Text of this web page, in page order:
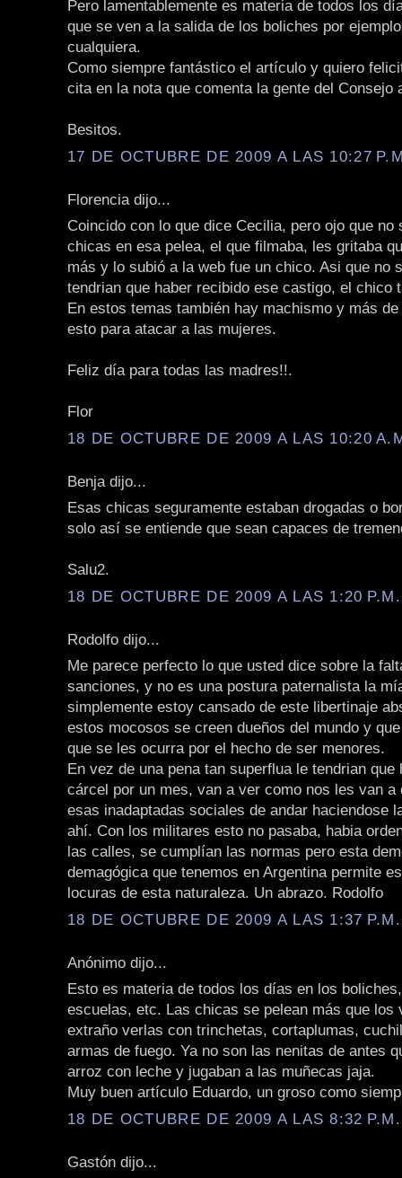
Pero lamentablemente es materia de todos los
que se ven a la salida de los boliches por
cualquiera.
Como siempre fantástico el artículo y quiero
cita en la nota que comenta la gente del Consejo
Besitos.
17 DE OCTUBRE DE 2009 A LAS 10:27
Florencia dijo...
Coincido con lo que dice Cecilia, pero ojo que no
chicas en esa pelea, el que filmaba, les gritaba
más y lo subió a la web fue un chico. Asi que no
tendrian que haber recibido ese castigo, el chico
En estos temas también hay machismo y más
esto para atacar a las mujeres.
Feliz día para todas las madres!!.
Flor
18 DE OCTUBRE DE 2009 A LAS 10:20
Benja dijo...
Esas chicas seguramente estaban drogadas o
solo así se entiende que sean capaces de
Salu2.
18 DE OCTUBRE DE 2009 A LAS 1:20 P.M.
Rodolfo dijo...
Me parece perfecto lo que usted dice sobre la
sanciones, y no es una postura paternalista la
simplemente estoy cansado de este libertinaje
estos mocosos se creen dueños del mundo y
que se les ocurra por el hecho de ser menores.
En vez de una pena tan superflua le tendrian que
cárcel por un mes, van a ver como nos les van a
esas inadaptadas sociales de andar haciendose
ahí. Con los militares esto no pasaba, habia
las calles, se cumplían las normas pero esta
demagógica que tenemos en Argentina permite
locuras de esta naturaleza. Un abrazo. Rodolfo
18 DE OCTUBRE DE 2009 A LAS 1:37 P.M.
Anónimo dijo...
Esto es materia de todos los días en los
escuelas, etc. Las chicas se pelean más que los
extraño verlas con trinchetas, cortaplumas,
armas de fuego. Ya no son las nenitas de antes
arroz con leche y jugaban a las muñecas jaja.
Muy buen artículo Eduardo, un groso como
18 DE OCTUBRE DE 2009 A LAS 8:32 P.M.
Gastón dijo...